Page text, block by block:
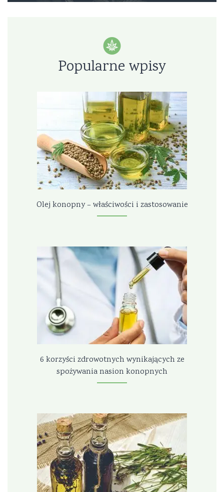
Popularne wpisy
Olej konopny – właściwości i zastosowanie
6 korzyści zdrowotnych wynikających ze
spożywania nasion konopnych